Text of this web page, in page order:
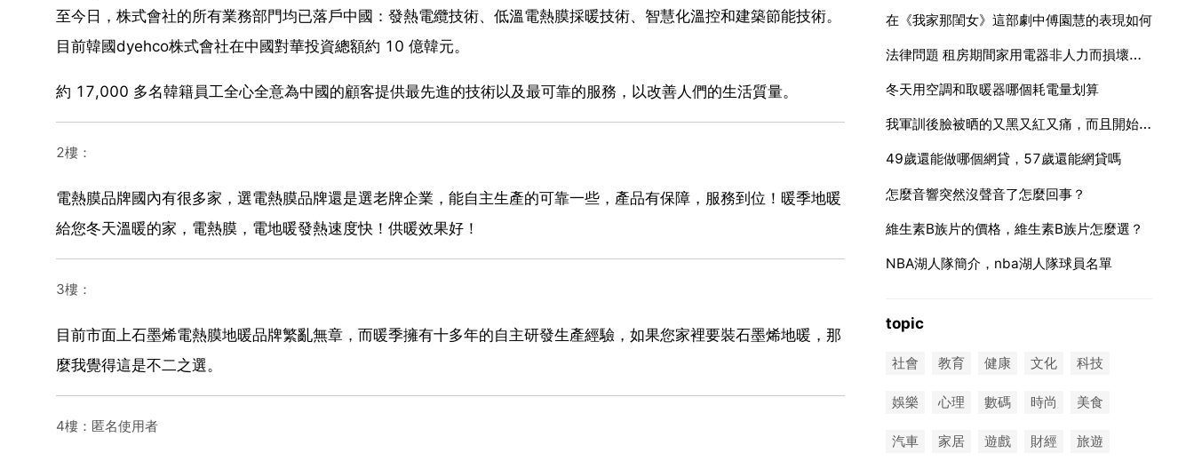
至今日，株式會社的所有業務部門均已落戶中國：發熱電纜技術、低溫電熱膜採暖技術、智慧化溫控和建築節能技術。
目前韓國dyehco株式會社在中國對華投資總額約 10 億韓元。
約 17,000 多名韓籍員工全心全意為中國的顧客提供最先進的技術以及最可靠的服務，以改善人們的生活質量。
2樓：
電熱膜品牌國內有很多家，選電熱膜品牌還是選老牌企業，能自主生產的可靠一些，產品有保障，服務到位！暖季地暖
給您冬天溫暖的家，電熱膜，電地暖發熱速度快！供暖效果好！
3樓：
目前市面上石墨烯電熱膜地暖品牌繁亂無章，而暖季擁有十多年的自主研發生產經驗，如果您家裡要裝石墨烯地暖，那
麼我覺得這是不二之選。
4樓：匿名使用者
在《我家那閨女》這部劇中傅園慧的表現如何
法律問題 租房期間家用電器非人力而損壞，應該誰來修理或賠償
冬天用空調和取暖器哪個耗電量划算
我軍訓後臉被晒的又黑又紅又痛，而且開始有脫皮的趨勢。怎麼辦啊
49歲還能做哪個網貸，57歲還能網貸嗎
怎麼音響突然沒聲音了怎麼回事？
維生素B族片的價格，維生素B族片怎麼選？
NBA湖人隊簡介，nba湖人隊球員名單
topic
社會 教育 健康 文化 科技
娛樂 心理 數碼 時尚 美食
汽車 家居 遊戲 財經 旅遊